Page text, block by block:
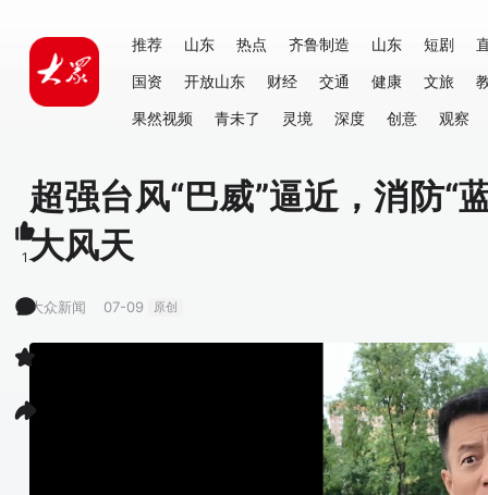
推荐 山东 热点 齐鲁制造 山东 短剧
国资
开放山东 财经 交通 健康 文旅
果然视频
青未了 灵境 深度 创意 观察
超强台风“巴威”逼近，消防“
大风天
大众新闻 07-09 原创
1